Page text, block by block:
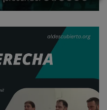
de cookies.
Aceptar cookies
Política de cookies